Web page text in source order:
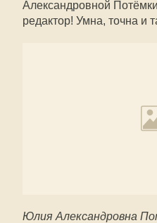
Александровной
редактор! Умна, точна и
Юлия Александровна